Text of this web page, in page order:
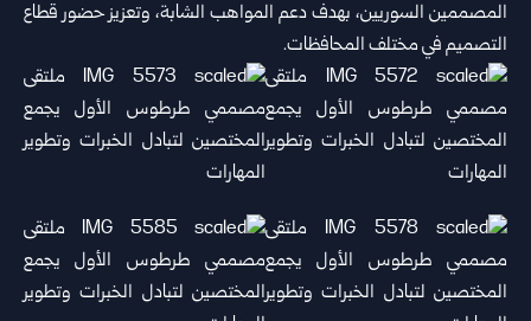
‏المصممين السوريين، بهدف دعم المواهب الشابة، وتعزيز حضور قطاع
‏التصميم في مختلف المحافظات.‏